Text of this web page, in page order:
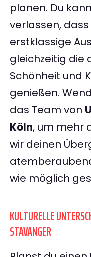
planen. Du
verlassen,
erstklassige
gleichzeitig
Schönheit und
genießen.
das Team von
Köln, um mehr
wir deinen
wie möglich
KULTURELLE
STAVANGER